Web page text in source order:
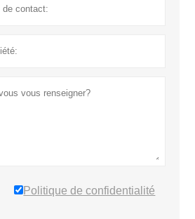
Politique de confidentialité